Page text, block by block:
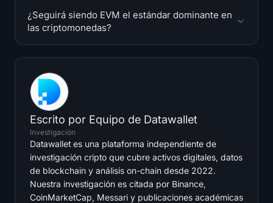
¿Seguirá siendo EVM el estándar dominante en
las criptomonedas?
Escrito por Equipo de Datawallet
Investigación
Datawallet es una plataforma independiente de
investigación cripto que cubre activos digitales, datos
de blockchain y análisis on-chain desde 2022.
Nuestra investigación es citada por Binance,
CoinMarketCap, Messari y publicaciones académicas